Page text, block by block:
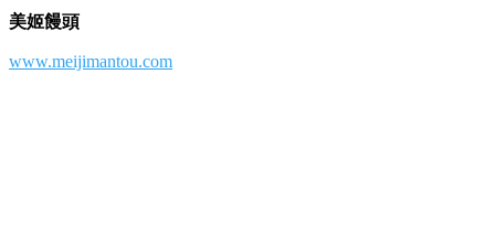
美姬饅頭
www.meijimantou.com